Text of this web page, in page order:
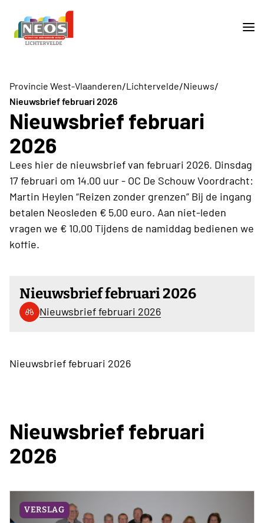
Provincie West-Vlaanderen/Lichtervelde/Nieuws/
Nieuwsbrief februari 2026
Nieuwsbrief februari
2026
Lees hier de nieuwsbrief van februari 2026. Dinsdag
17 februari om 14.00 uur - OC De Schouw Voordracht:
Martin Heylen “Reizen zonder grenzen” Bij de ingang
betalen Neosleden € 5,00 euro. Aan niet-leden
vragen we € 10,00 Tijdens de namiddag bedienen we
koffie.
Nieuwsbrief februari 2026
Nieuwsbrief februari 2026
Nieuwsbrief februari 2026
Nieuwsbrief februari
2026
VERSLAG